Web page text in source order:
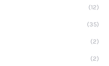
(12)
(35)
(2)
(2)